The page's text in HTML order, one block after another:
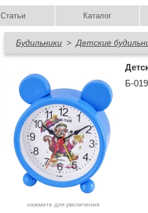
Статьи Каталог
Будильники > Детские
нажмите для увеличения
Б-